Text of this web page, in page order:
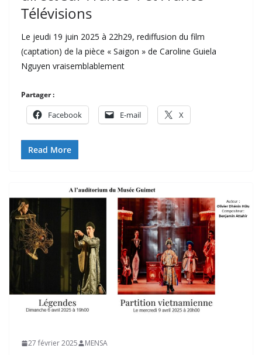
Télévisions
Le jeudi 19 juin 2025 à 22h29, rediffusion du film
(captation) de la pièce « Saigon » de Caroline Guiela
Nguyen vraisemblablement
Partager :
Facebook E-mail X
Read More
27 février 2025 MENSA